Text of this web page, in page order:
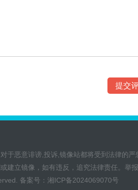
于恶意诽谤,投诉,镜像站都将受到法律的严
建立镜像，如有违反，追究法律责任。举报
备案号： 湘ICP备2024069070号